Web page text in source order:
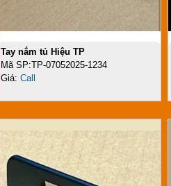
Tay nắm tủ Hiệu TP
Mã SP:TP-07052025-1234
Giá: Call